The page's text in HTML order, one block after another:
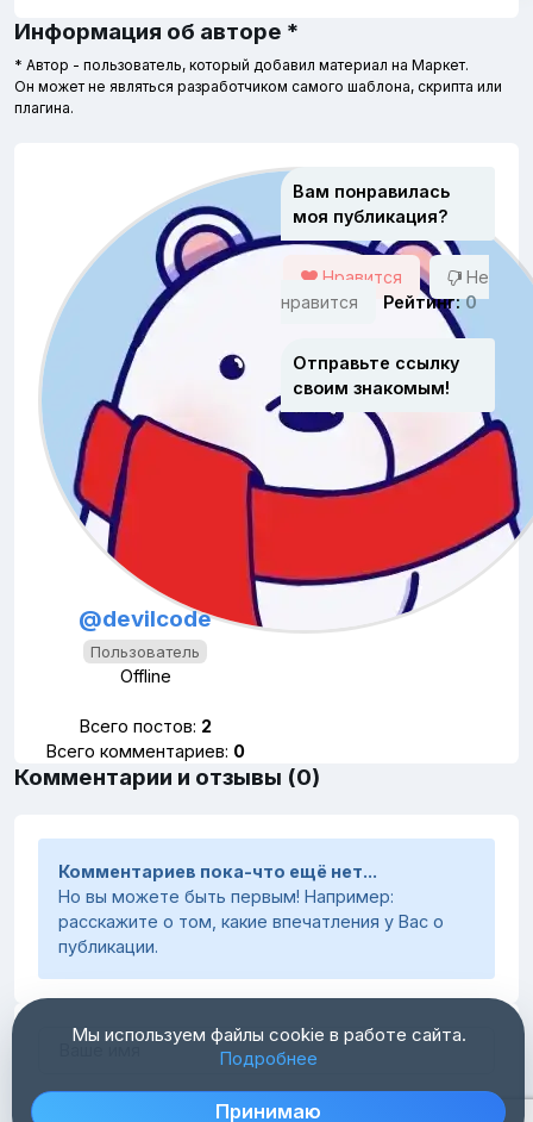
Информация об авторе *
* Автор - пользователь, который добавил материал на Маркет.
Он может не являться разработчиком самого шаблона, скрипта или
плагина.
@devilcode
Пользователь
Offline
Всего постов: 2
Всего комментариев: 0
Вам понравилась
моя публикация?
Нравится
Не
нравится
Рейтинг:0
Отправьте ссылку
своим знакомым!
Комментарии и отзывы (0)
Комментариев пока-что ещё нет...
Но вы можете быть первым! Например:
расскажите о том, какие впечатления у Вас о
публикации.
Мы используем файлы cookie в работе сайта.
Подробнее
Принимаю